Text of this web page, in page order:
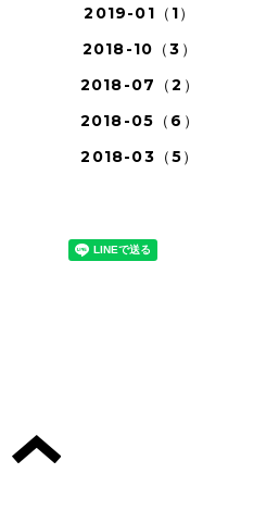
2019-01（1）
2018-10（3）
2018-07（2）
2018-05（6）
2018-03（5）